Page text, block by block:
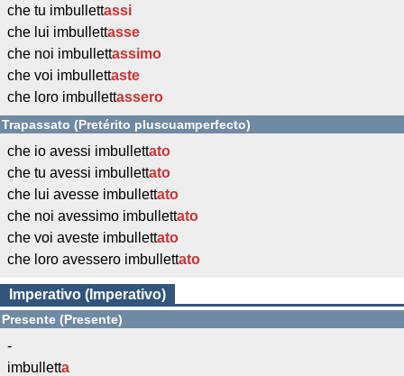
che tu imbullettassi
che lui imbullettasse
che noi imbullettassimo
che voi imbullettaste
che loro imbullettassero
Trapassato (Pretérito pluscuamperfecto)
che io avessi imbullettato
che tu avessi imbullettato
che lui avesse imbullettato
che noi avessimo imbullettato
che voi aveste imbullettato
che loro avessero imbullettato
Imperativo (Imperativo)
Presente (Presente)
-
imbulletta